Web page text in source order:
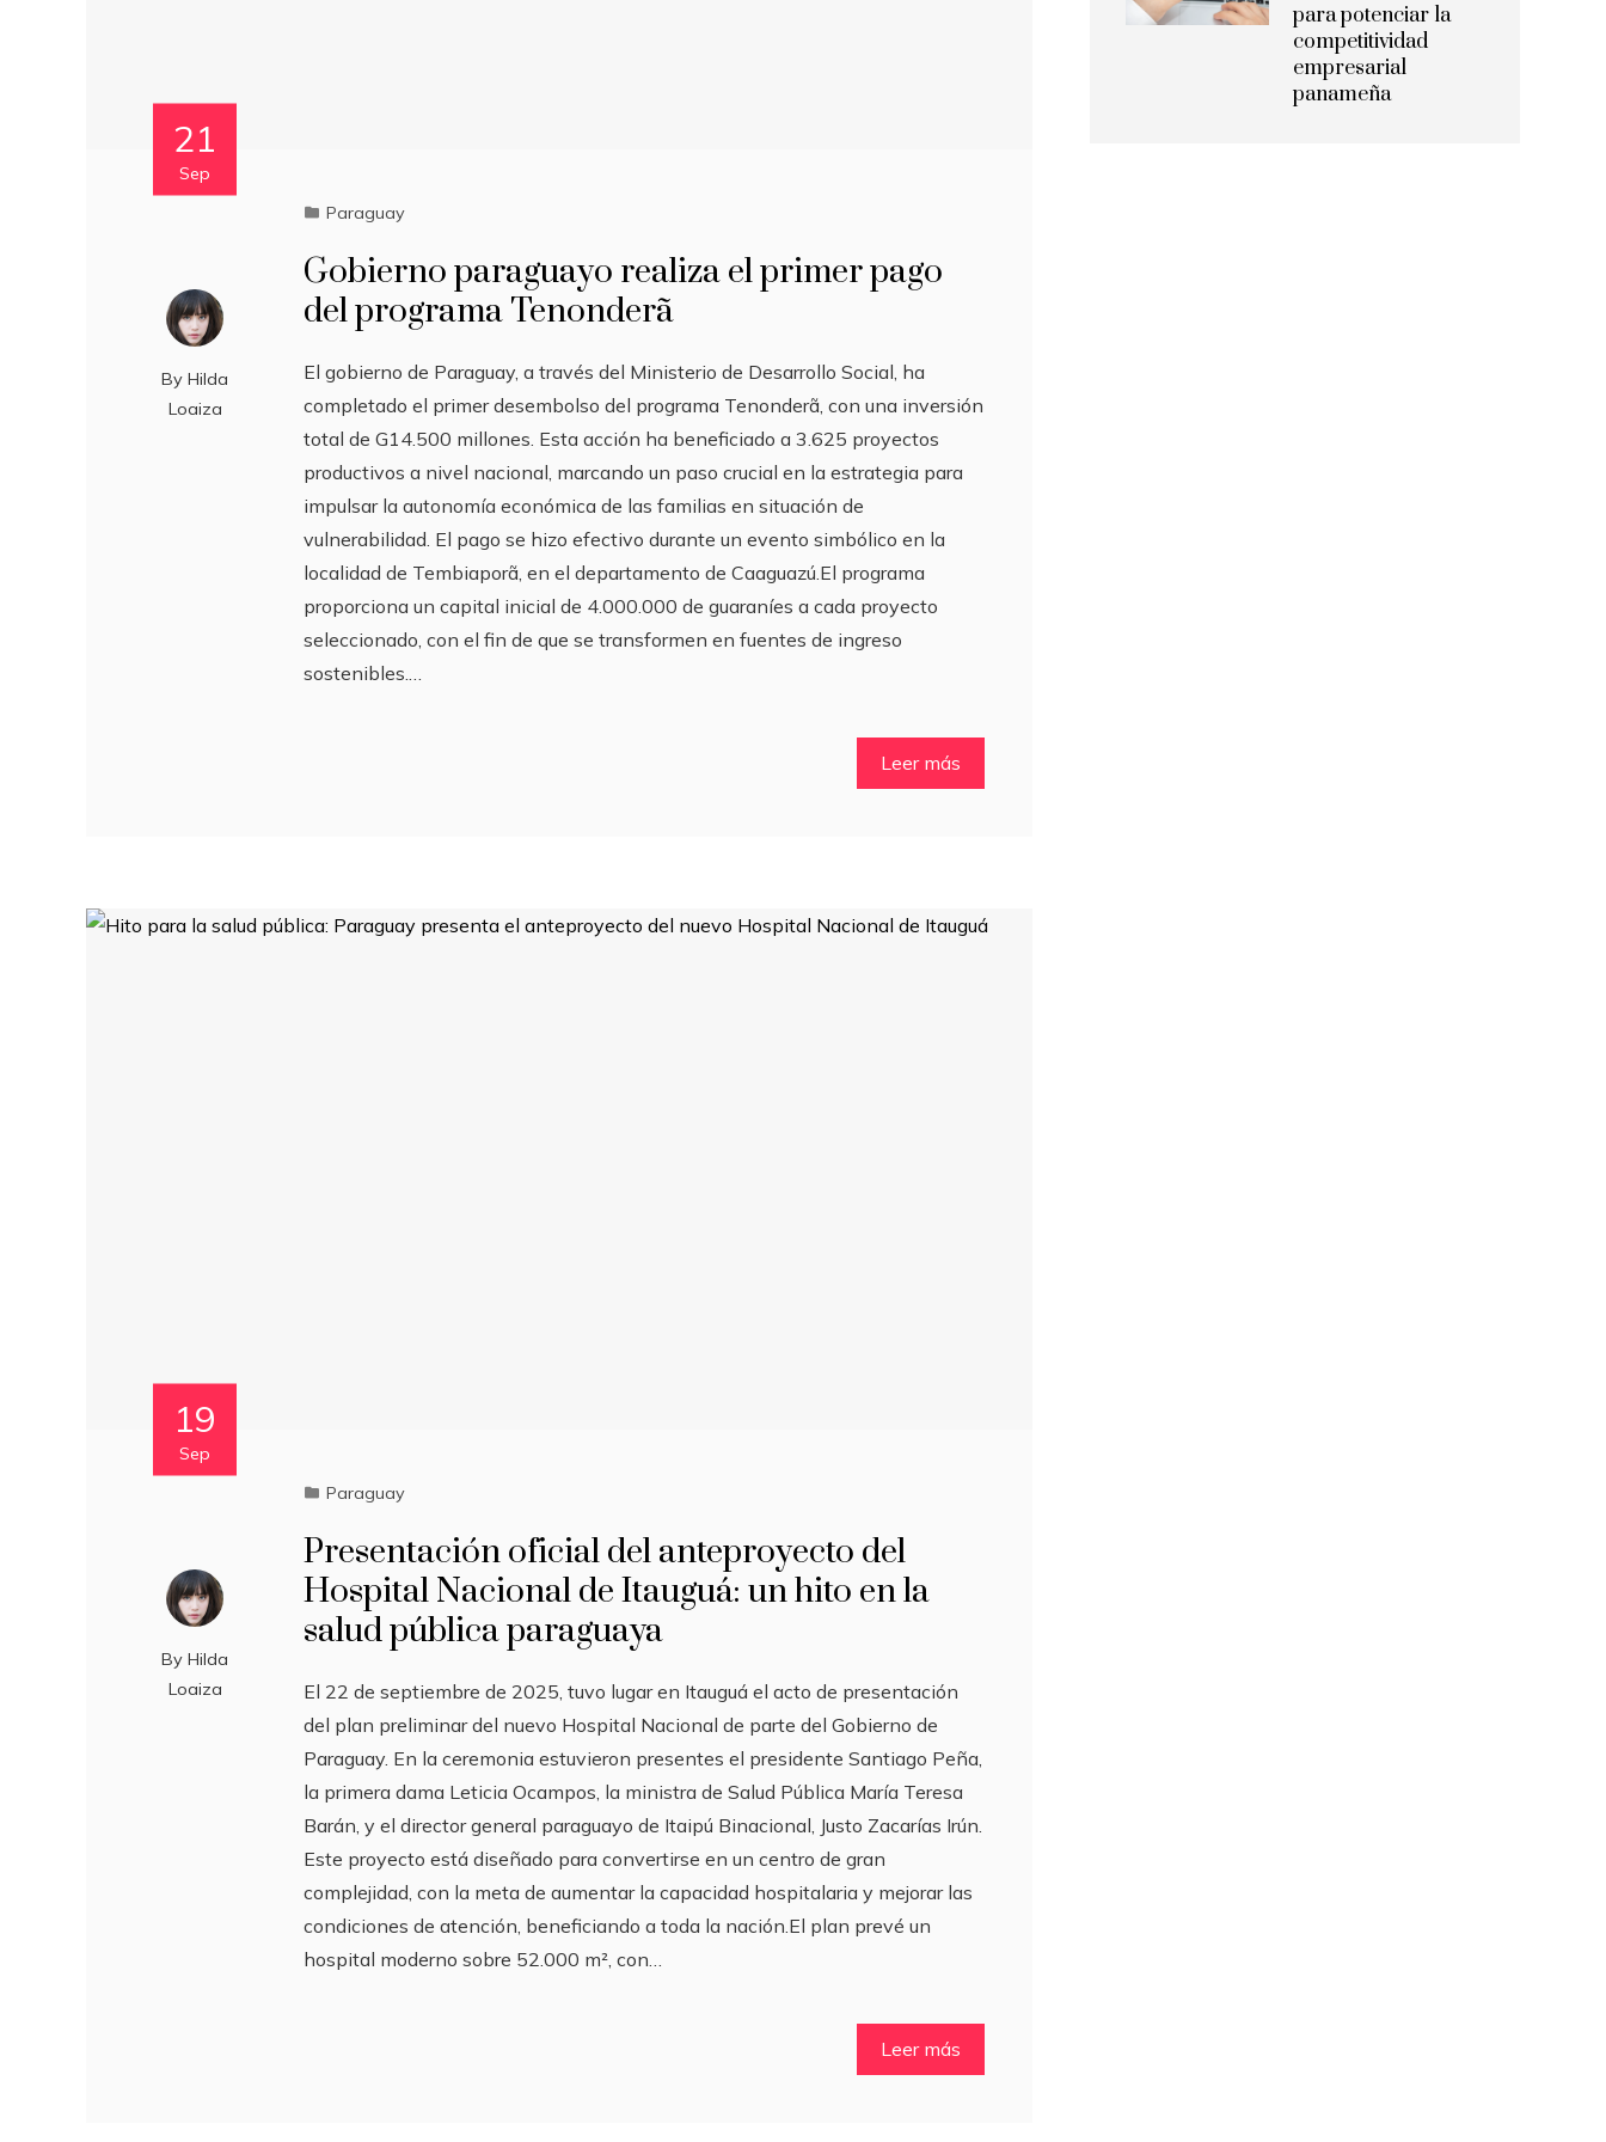
21
Sep
ByHilda
Loaiza
Paraguay
Gobierno paraguayo realiza el primer pago
del programa Tenonderã
El gobierno de Paraguay, a través del Ministerio de Desarrollo Social, ha
completado el primer desembolso del programa Tenonderã, con una inversión
total de G14.500 millones. Esta acción ha beneficiado a 3.625 proyectos
productivos a nivel nacional, marcando un paso crucial en la estrategia para
impulsar la autonomía económica de las familias en situación de
vulnerabilidad. El pago se hizo efectivo durante un evento simbólico en la
localidad de Tembiaporã, en el departamento de Caaguazú.El programa
proporciona un capital inicial de 4.000.000 de guaraníes a cada proyecto
seleccionado, con el fin de que se transformen en fuentes de ingreso
sostenibles.…
Leer más
19
Sep
ByHilda
Loaiza
Paraguay
Presentación oficial del anteproyecto del
Hospital Nacional de Itauguá: un hito en la
salud pública paraguaya
El 22 de septiembre de 2025, tuvo lugar en Itauguá el acto de presentación
del plan preliminar del nuevo Hospital Nacional de parte del Gobierno de
Paraguay. En la ceremonia estuvieron presentes el presidente Santiago Peña,
la primera dama Leticia Ocampos, la ministra de Salud Pública María Teresa
Barán, y el director general paraguayo de Itaipú Binacional, Justo Zacarías Irún.
Este proyecto está diseñado para convertirse en un centro de gran
complejidad, con la meta de aumentar la capacidad hospitalaria y mejorar las
condiciones de atención, beneficiando a toda la nación.El plan prevé un
hospital moderno sobre 52.000 m², con…
Leer más
para potenciar la
competitividad
empresarial
panameña